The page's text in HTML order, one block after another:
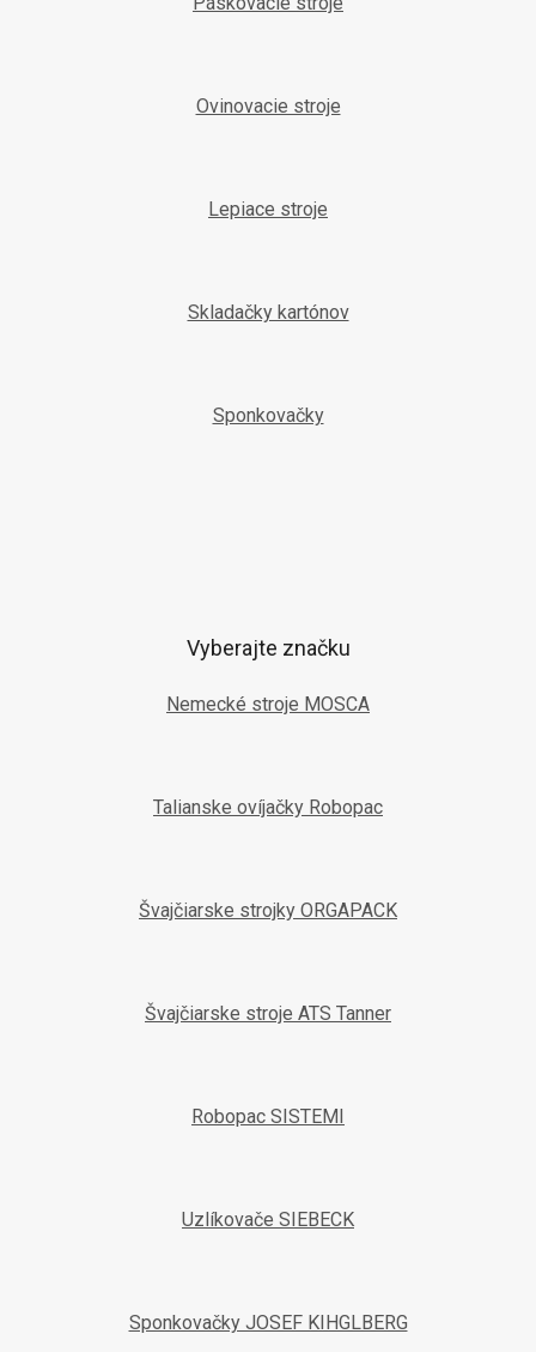
Ovinovacie stroje
Lepiace stroje
Skladačky kartónov
Sponkovačky
Vyberajte značku
Nemecké stroje MOSCA
Talianske ovíjačky Robopac
Švajčiarske strojky ORGAPACK
Švajčiarske stroje ATS Tanner
Robopac SISTEMI
Uzlíkovače SIEBECK
Sponkovačky JOSEF KIHGLBERG